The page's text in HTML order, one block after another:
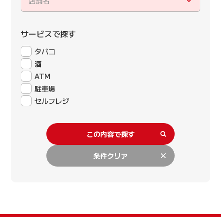
サービスで探す
タバコ
酒
ATM
駐車場
セルフレジ
この内容で探す
条件クリア